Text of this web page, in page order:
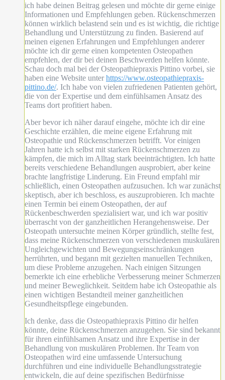
ich habe deinen Beitrag gelesen und möchte dir gerne einige
Informationen und Empfehlungen geben. Rückenschmerzen
können wirklich belastend sein und es ist wichtig, die richtige
Behandlung und Unterstützung zu finden. Basierend auf
meinen eigenen Erfahrungen und Empfehlungen anderer
möchte ich dir gerne einen kompetenten Osteopathen
empfehlen, der dir bei deinen Beschwerden helfen könnte.
Schau doch mal bei der Osteopathiepraxis Pittino vorbei, sie
haben eine Website unter https://www.osteopathiepraxis-
pittino.de/. Ich habe von vielen zufriedenen Patienten gehört,
die von der Expertise und dem einfühlsamen Ansatz des
Teams dort profitiert haben.
Aber bevor ich näher darauf eingehe, möchte ich dir eine
Geschichte erzählen, die meine eigene Erfahrung mit
Osteopathie und Rückenschmerzen betrifft. Vor einigen
Jahren hatte ich selbst mit starken Rückenschmerzen zu
kämpfen, die mich im Alltag stark beeinträchtigten. Ich hatte
bereits verschiedene Behandlungen ausprobiert, aber keine
brachte langfristige Linderung. Ein Freund empfahl mir
schließlich, einen Osteopathen aufzusuchen. Ich war zunächst
skeptisch, aber ich beschloss, es auszuprobieren. Ich machte
einen Termin bei einem Osteopathen, der auf
Rückenbeschwerden spezialisiert war, und ich war positiv
überrascht von der ganzheitlichen Herangehensweise. Der
Osteopath untersuchte meinen Körper gründlich, stellte fest,
dass meine Rückenschmerzen von verschiedenen muskulären
Ungleichgewichten und Bewegungseinschränkungen
herrührten, und begann mit gezielten manuellen Techniken,
um diese Probleme anzugehen. Nach einigen Sitzungen
bemerkte ich eine erhebliche Verbesserung meiner Schmerzen
und meiner Beweglichkeit. Seitdem habe ich Osteopathie als
einen wichtigen Bestandteil meiner ganzheitlichen
Gesundheitspflege eingebunden.
Ich denke, dass die Osteopathiepraxis Pittino dir helfen
könnte, deine Rückenschmerzen anzugehen. Sie sind bekannt
für ihren einfühlsamen Ansatz und ihre Expertise in der
Behandlung von muskulären Problemen. Ihr Team von
Osteopathen wird eine umfassende Untersuchung
durchführen und eine individuelle Behandlungsstrategie
entwickeln, die auf deine spezifischen Bedürfnisse